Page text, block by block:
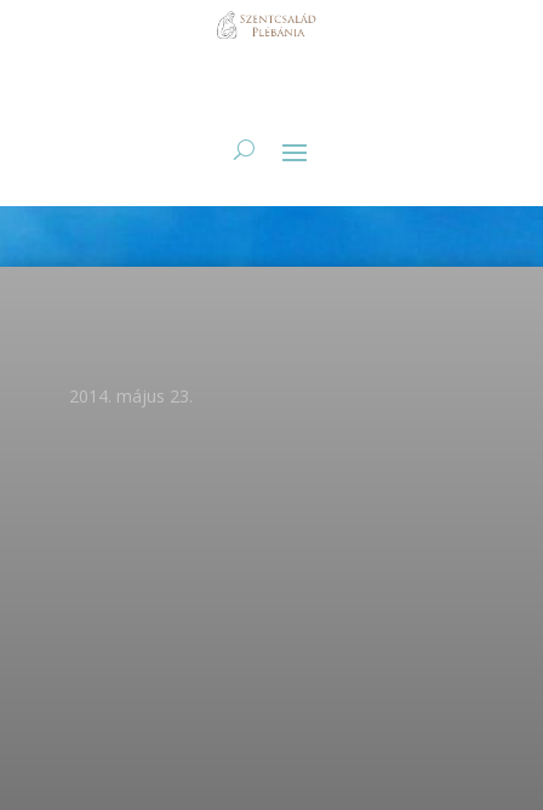
2014. május 23.